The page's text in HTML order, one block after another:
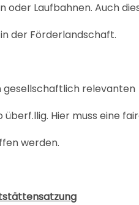
oder Laufbahnen. Auch
der Förderlandschaft.
gesellschaftlich relevanten
überf.llig. Hier muss eine
werden.